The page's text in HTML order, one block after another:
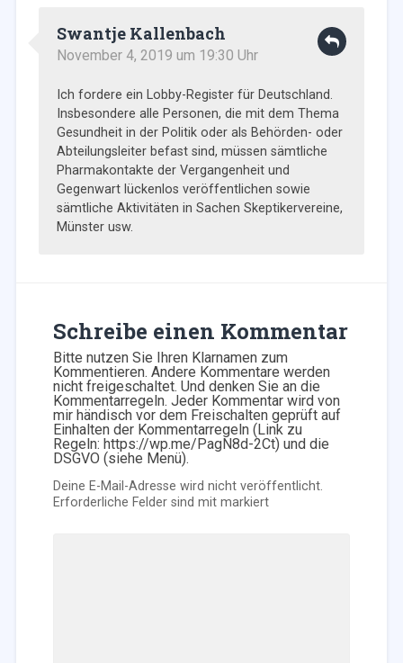
Swantje Kallenbach
November 4, 2019 um 19:30 Uhr
Ich fordere ein Lobby-Register für Deutschland.
Insbesondere alle Personen, die mit dem Thema
Gesundheit in der Politik oder als Behörden- oder
Abteilungsleiter befast sind, müssen sämtliche
Pharmakontakte der Vergangenheit und
Gegenwart lückenlos veröffentlichen sowie
sämtliche Aktivitäten in Sachen Skeptikervereine,
Münster usw.
Schreibe einen Kommentar
Bitte nutzen Sie Ihren Klarnamen zum
Kommentieren. Andere Kommentare werden
nicht freigeschaltet. Und denken Sie an die
Kommentarregeln. Jeder Kommentar wird von
mir händisch vor dem Freischalten geprüft auf
Einhalten der Kommentarregeln (Link zu
Regeln: https://wp.me/PagN8d-2Ct) und die
DSGVO (siehe Menü).
Deine E-Mail-Adresse wird nicht veröffentlicht.
Erforderliche Felder sind mitmarkiert